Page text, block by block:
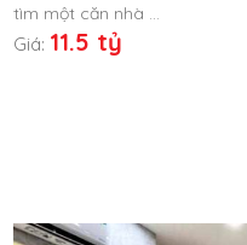
tìm một căn nhà …
Giá: 11.5 tỷ